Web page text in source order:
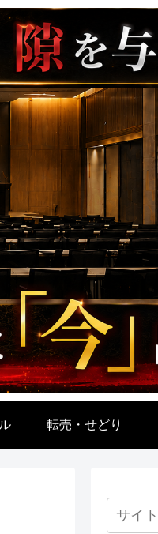
転売・せどり